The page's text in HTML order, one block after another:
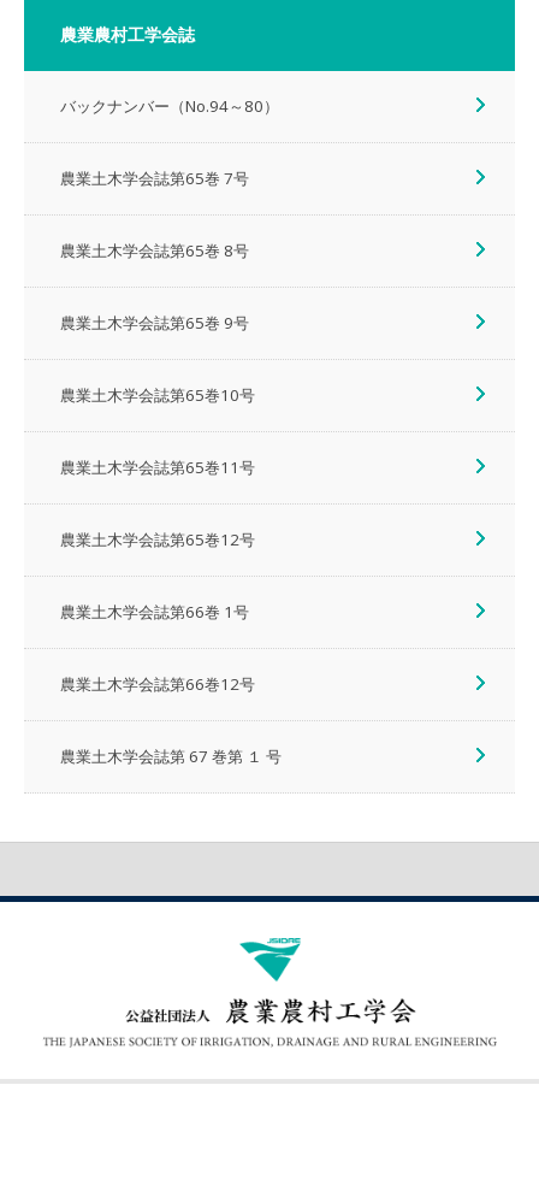
農業農村工学会誌
バックナンバー（No.94～80）
農業土木学会誌第65巻 7号
農業土木学会誌第65巻 8号
農業土木学会誌第65巻 9号
農業土木学会誌第65巻10号
農業土木学会誌第65巻11号
農業土木学会誌第65巻12号
農業土木学会誌第66巻 1号
農業土木学会誌第66巻12号
農業土木学会誌第 67 巻第 １ 号